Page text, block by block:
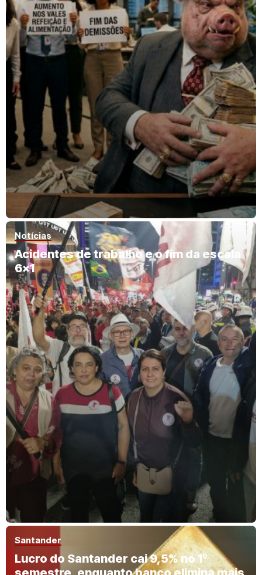
Notícias
Acidentes de trabalho e o fim da escala
6×1
Santander
Lucro do Santander cai 9,5% no 1º